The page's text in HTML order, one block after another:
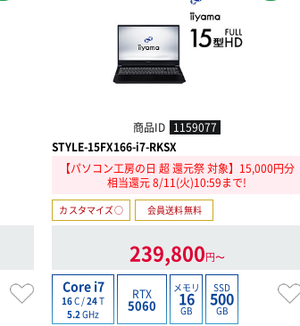
商品ID 1159077
STYLE-15FX166-i7-RKSX
【パソコン工房の日 超 還元祭 対象】15,000円分
相当還元 8/11(火)10:59まで!
カスタマイズ○ 会員送料無料
239,800円〜
Core i7
16C /24T
5.2 GHz
RTX
5060
メモリ
16
GB
SSD
500
GB